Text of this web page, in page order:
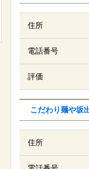
住所
電話番号
評価
こだわり麺や坂
住所